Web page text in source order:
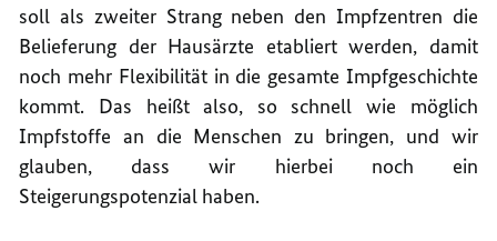
soll als zweiter Strang neben den Impfzentren die
Belieferung der Hausärzte etabliert werden, damit
noch mehr Flexibilität in die gesamte Impfgeschichte
kommt. Das heißt also, so schnell wie möglich
Impfstoffe an die Menschen zu bringen, und wir
glauben, dass wir hierbei noch ein
Steigerungspotenzial haben.